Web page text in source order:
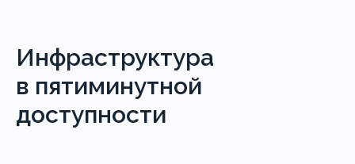
Инфраструктура
в пятиминутной
доступности